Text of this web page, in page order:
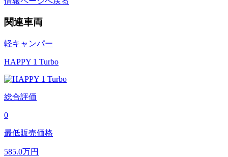
関連車両
軽キャンパー
HAPPY 1 Turbo
総合評価
0
最低販売価格
585.0万円